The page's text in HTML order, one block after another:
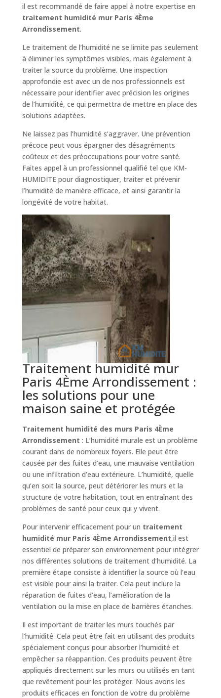
il est recommandé de faire appel à notre expertise en
traitement humidité mur Paris 4Ème
Arrondissement.
Le traitement de l’humidité ne se limite pas seulement
à éliminer les symptômes visibles, mais également à
traiter la source du problème. Une inspection
approfondie est avec un de nos professionnels est
nécessaire pour identifier avec précision les origines
de l’humidité, ce qui permettra de mettre en place des
solutions adaptées.
Ne laissez pas l’humidité s’aggraver. Une prévention
précoce peut vous épargner des désagréments
coûteux et des préoccupations pour votre santé.
Faites appel à un professionnel qualifié tel que KM-
HUMIDITE pour diagnostiquer, traiter et prévenir
l’humidité de manière efficace, et ainsi garantir la
longévité de votre habitat.
Traitement humidité mur
Paris 4Ème Arrondissement :
les solutions pour une
maison saine et protégée
Traitement humidité des murs Paris 4Ème
Arrondissement : L’humidité murale est un problème
courant dans de nombreux foyers. Elle peut être
causée par des fuites d’eau, une mauvaise ventilation
ou une infiltration d’eau extérieure. L’humidité, quelle
qu’en soit la source, peut détériorer les murs et la
structure de votre habitation, tout en entraînant des
problèmes de santé pour ceux qui y vivent.
Pour intervenir efficacement pour un traitement
humidité mur Paris 4Ème Arrondissement,il est
essentiel de préparer son environnement pour intégrer
nos différentes solutions de traitement d’humidité. La
première étape consiste à identifier la source où l’eau
est visible pour ainsi la traiter. Cela peut inclure la
réparation de fuites d’eau, l’amélioration de la
ventilation ou la mise en place de barrières étanches.
Il est important de traiter les murs touchés par
l’humidité. Cela peut être fait en utilisant des produits
spécialement conçus pour absorber l’humidité et
empêcher sa réapparition. Ces produits peuvent être
appliqués directement sur les murs ou utilisés en tant
que revêtement pour les protéger. Nous avons les
produits efficaces en fonction de votre du problème